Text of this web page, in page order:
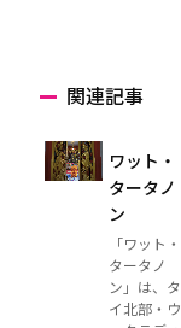
関連記事
ワット・
タータノ
ン
「ワット・
タータノ
ン」は、タ
イ北部・ウ